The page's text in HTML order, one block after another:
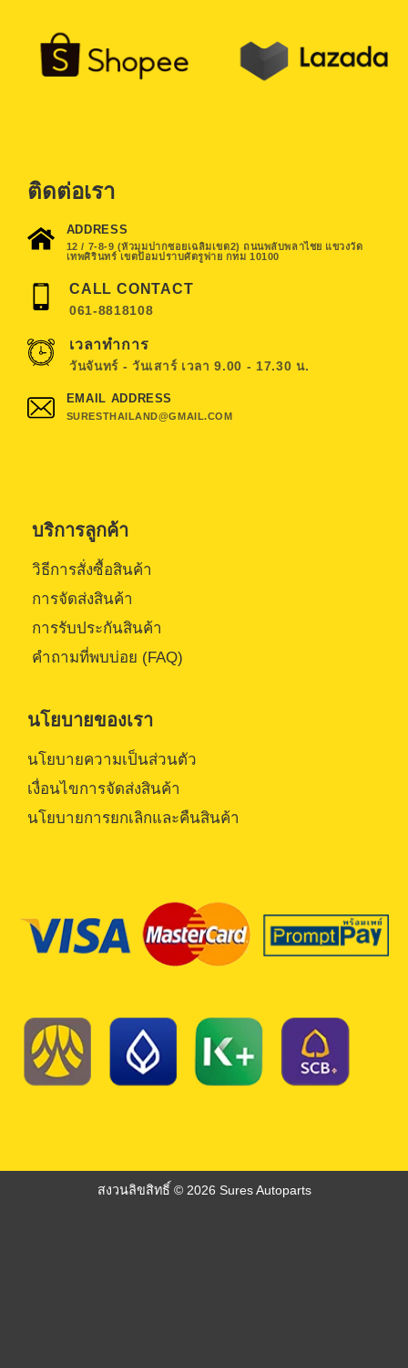
ติดต่อเรา
ADDRESS
12 / 7-8-9 (หัวมุมปากซอยเฉลิมเขต2) ถนนพลับพลาไชย แขวงวัด
เทพศิรินทร์ เขตป้อมปราบศัตรูพ่าย กทม 10100
CALL CONTACT
061-8818108
เวลาทำการ
วันจันทร์ - วันเสาร์ เวลา 9.00 - 17.30 น.
EMAIL ADDRESS
SURESTHAILAND@GMAIL.COM
บริการลูกค้า
วิธีการสั่งซื้อสินค้า
การจัดส่งสินค้า
การรับประกันสินค้า
คำถามที่พบบ่อย (FAQ)
นโยบายของเรา
นโยบายความเป็นส่วนตัว
เงื่อนไขการจัดส่งสินค้า
นโยบายการยกเลิกและคืนสินค้า
สงวนลิขสิทธิ์ © 2026 Sures Autoparts